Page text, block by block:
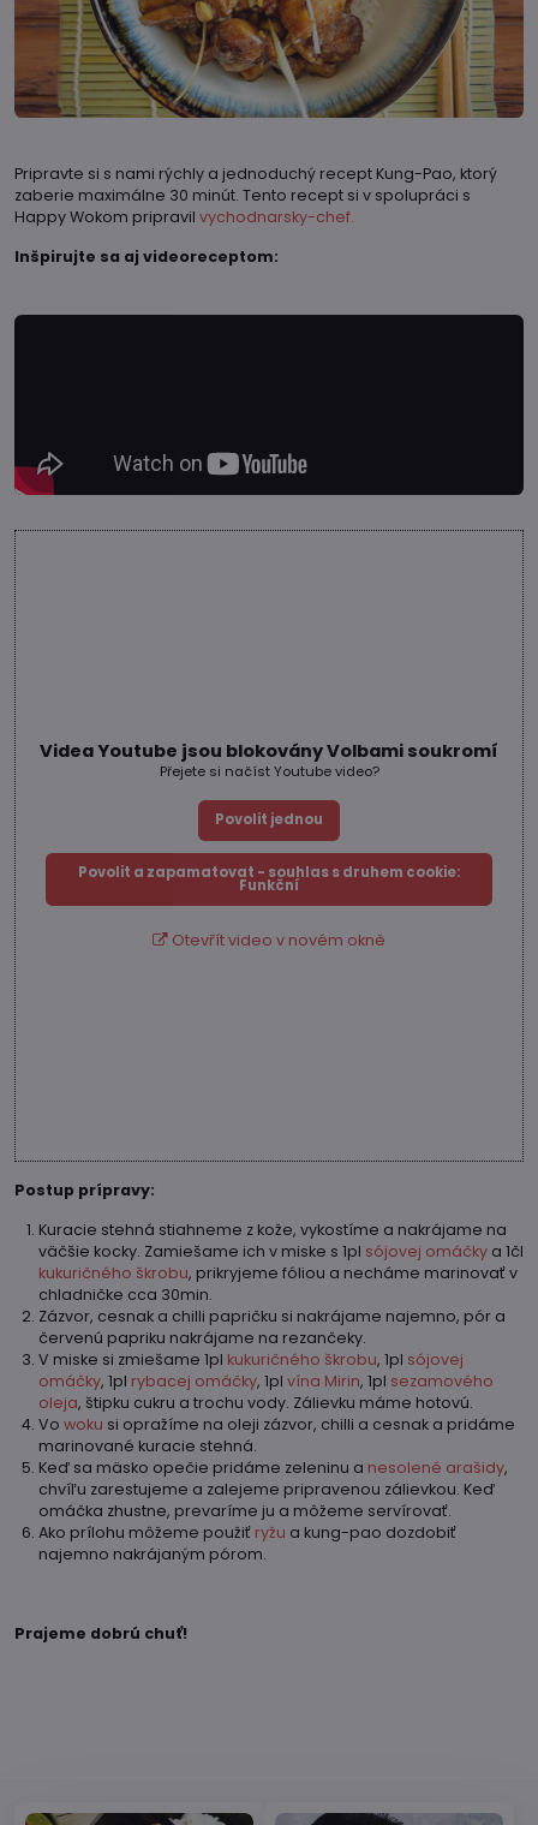
Pripravte si s nami rýchly a jednoduchý recept Kung-Pao, ktorý
zaberie maximálne 30 minút. Tento recept si v spolupráci s
Happy Wokom pripravil vychodnarsky-chef.
Inšpirujte sa aj videoreceptom:
Videa Youtube jsou blokovány Volbami soukromí
Přejete si načíst Youtube video?
Povolit jednou
Povolit a zapamatovat - souhlas s druhem cookie:
Funkční
Otevřít video v novém okně
Postup prípravy:
Kuracie stehná stiahneme z kože, vykostíme a nakrájame na
väčšie kocky. Zamiešame ich v miske s 1pl sójovej omáčky a 1čl
kukuričného škrobu, prikryjeme fóliou a necháme marinovať v
chladničke cca 30min.
Zázvor, cesnak a chilli papričku si nakrájame najemno, pór a
červenú papriku nakrájame na rezančeky.
V miske si zmiešame 1pl kukuričného škrobu, 1pl sójovej
omáčky, 1pl rybacej omáčky, 1pl vína Mirin, 1pl sezamového
oleja, štipku cukru a trochu vody. Zálievku máme hotovú.
Vo woku si opražíme na oleji zázvor, chilli a cesnak a pridáme
marinované kuracie stehná.
Keď sa mäsko opečie pridáme zeleninu a nesolené arašidy,
chvíľu zarestujeme a zalejeme pripravenou zálievkou. Keď
omáčka zhustne, prevaríme ju a môžeme servírovať.
Ako prílohu môžeme použiť ryžu a kung-pao dozdobiť
najemno nakrájaným pórom.
Prajeme dobrú chuť!